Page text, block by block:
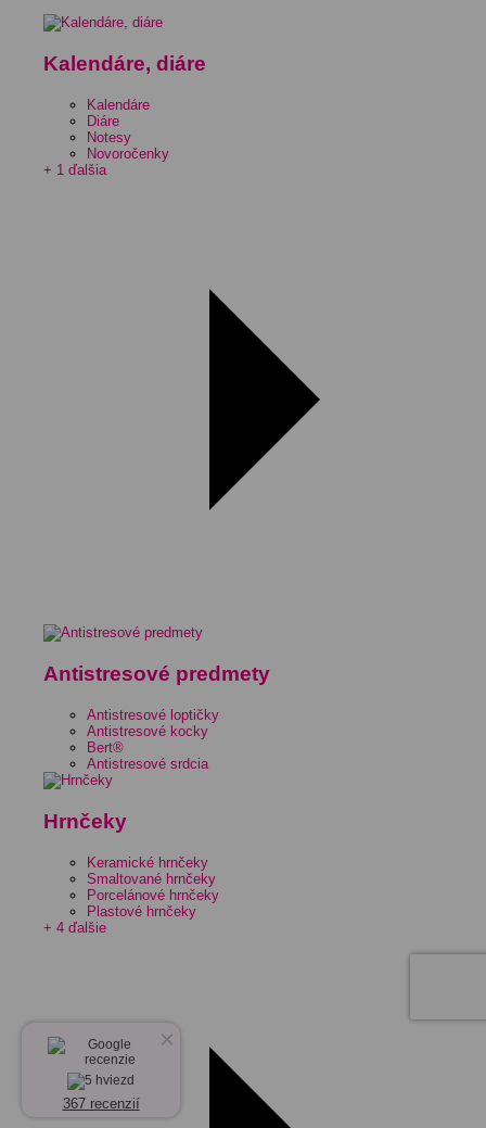
Kalendáre, diáre
Kalendáre
Diáre
Notesy
Novoročenky
+ 1 ďalšia
Antistresové predmety
Antistresové loptičky
Antistresové kocky
Bert®
Antistresové srdcia
Hrnčeky
Keramické hrnčeky
Smaltované hrnčeky
Porcelánové hrnčeky
Plastové hrnčeky
+ 4 ďalšie
×
367 recenzií